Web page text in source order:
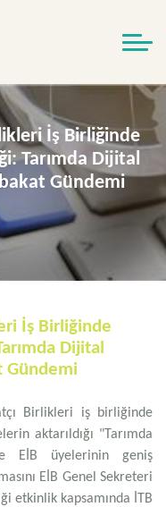
İş Birliğinde
Tarımda Dijital
Gündemi
İş Birliğinde
Dijital
Gündemi
Birlikleri iş birliğinde
aktarıldığı "Tarımda
EİB üyelerinin geniş
EİB Genel Sekreteri
etkinlik kapsamında İTB